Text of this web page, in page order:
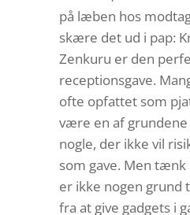
på læben hos
skære det ud i pap:
Zenkuru er den
receptionsgave.
ofte opfattet som
være en af
nogle, der ikke vil
som gave. Men
er ikke nogen grund
fra at give gadgets i